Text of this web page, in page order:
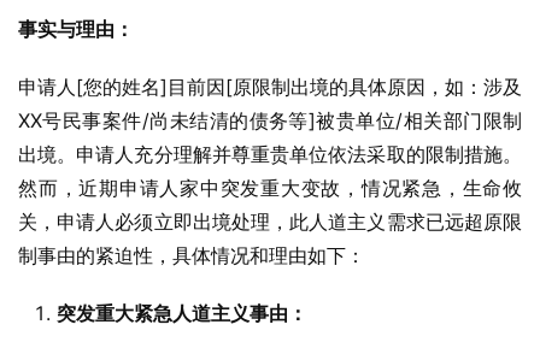
事实与理由：
申请人[您的姓名]目前因[原限制出境的具体原因，如：涉及
XX号民事案件/尚未结清的债务等]被贵单位/相关部门限制
出境。申请人充分理解并尊重贵单位依法采取的限制措施。
然而，近期申请人家中突发重大变故，情况紧急，生命攸
关，申请人必须立即出境处理，此人道主义需求已远超原限
制事由的紧迫性，具体情况和理由如下：
突发重大紧急人道主义事由：